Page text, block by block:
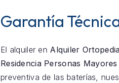
Garantía
El alquiler en Alquiler
Residencia Personas
preventiva de las baterías,